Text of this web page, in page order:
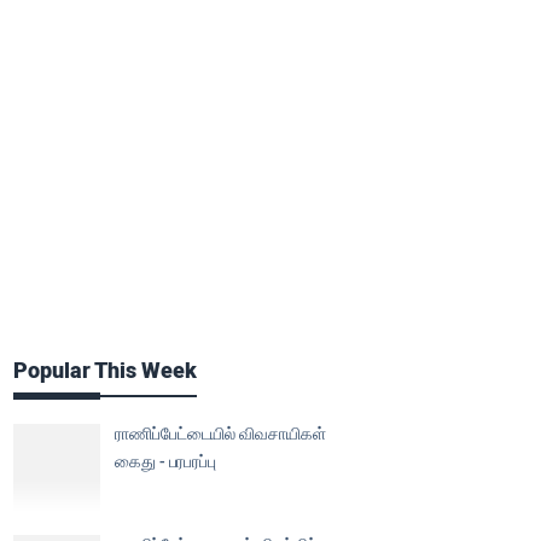
Popular This Week
ராணிப்பேட்டையில் விவசாயிகள்
கைது - பரபரப்பு